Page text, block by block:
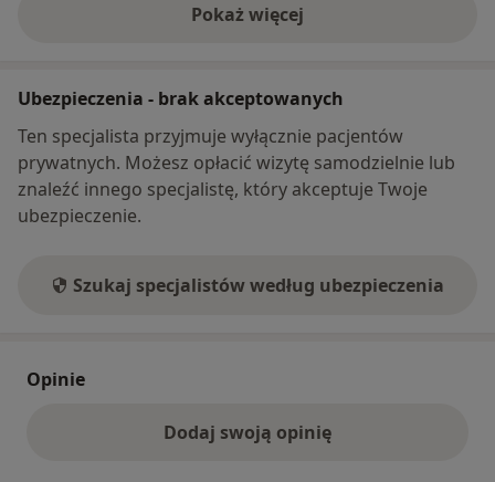
Pokaż więcej
o adresie
Ubezpieczenia - brak akceptowanych
Ten specjalista przyjmuje wyłącznie pacjentów
prywatnych. Możesz opłacić wizytę samodzielnie lub
znaleźć innego specjalistę, który akceptuje Twoje
ubezpieczenie.
Szukaj specjalistów według ubezpieczenia
Opinie
Dodaj swoją opinię